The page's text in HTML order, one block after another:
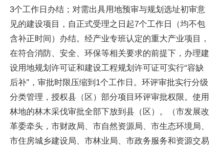
3个工作日办结；对需出具用地预审与规划选址初审意
见的建设项目，自正式受理之日起7个工作日（均不包
含补正时间）办结。经产业专班认定的重大产业项目，
在符合消防、安全、环保等相关要求的前提下，办理建
设用地规划许可证和建设工程规划许可证可实行“容缺
后补”，审批时限压缩到1个工作日。环评审批实行分级
分类管理，授权县（区）部分项目环评审批权限。使用
林地的林木采伐审批全部下放到县（区）。（市发展改
革委牵头，市财政局、市自然资源局、市生态环境局、
市住房城乡建设局、市林业局、市政务服务和资源交易